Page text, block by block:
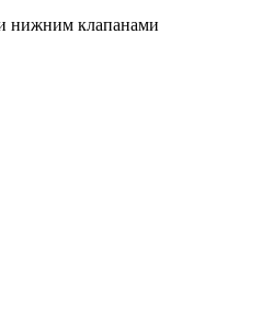
нижним клапанами